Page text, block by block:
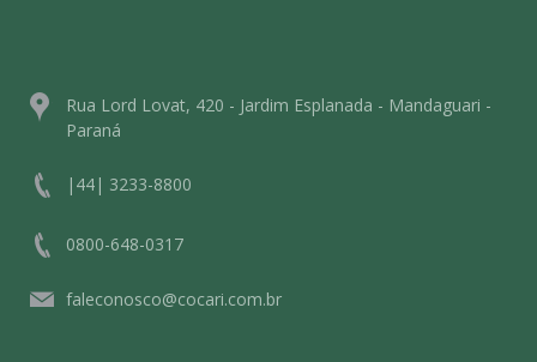
Rua Lord Lovat, 420 - Jardim Esplanada - Mandaguari -
Paraná
|44| 3233-8800
0800-648-0317
faleconosco@cocari.com.br